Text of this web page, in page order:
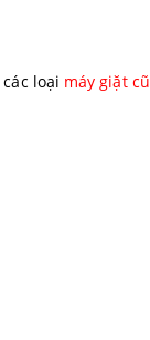
loại máy giặt cũ